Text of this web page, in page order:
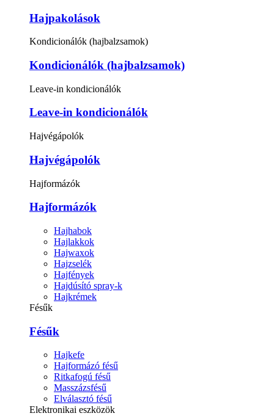
Hajpakolások
Kondicionálók (hajbalzsamok)
Kondicionálók (hajbalzsamok)
Leave-in kondicionálók
Leave-in kondicionálók
Hajvégápolók
Hajvégápolók
Hajformázók
Hajformázók
Hajhabok
Hajlakkok
Hajwaxok
Hajzselék
Hajfények
Hajdúsító spray-k
Hajkrémek
Fésűk
Fésűk
Hajkefe
Hajformázó fésű
Ritkafogú fésű
Masszázsfésű
Elválasztó fésű
Elektronikai eszközök